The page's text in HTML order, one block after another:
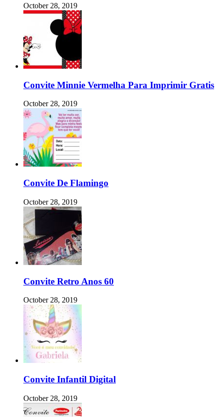
October 28, 2019
Convite Minnie Vermelha Para Imprimir Gratis
October 28, 2019
Convite De Flamingo
October 28, 2019
Convite Retro Anos 60
October 28, 2019
Convite Infantil Digital
October 28, 2019